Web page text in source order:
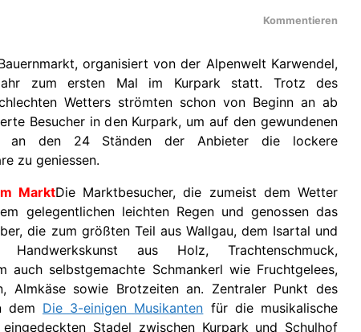
Kommentieren
organisiert von der Alpenwelt Karwendel,
zum ersten Mal im Kurpark statt. Trotz des
Wetters strömten schon von Beginn an ab
Besucher in den Kurpark, um auf den gewundenen
an den 24 Ständen der Anbieter die lockere
zu geniessen.
MarktDie Marktbesucher, die zumeist dem Wetter
gelegentlichen leichten Regen und genossen das
die zum größten Teil aus Wallgau, dem Isartal und
aus Holz, Trachtenschmuck,
auch selbstgemachte Schmankerl wie Fruchtgelees,
Almkäse sowie Brotzeiten an. Zentraler Punkt des
dem Die 3-einigen Musikanten für die musikalische
Stadel zwischen Kurpark und Schulhof